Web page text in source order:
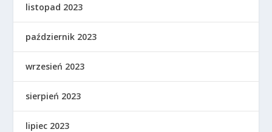
listopad 2023
październik 2023
wrzesień 2023
sierpień 2023
lipiec 2023